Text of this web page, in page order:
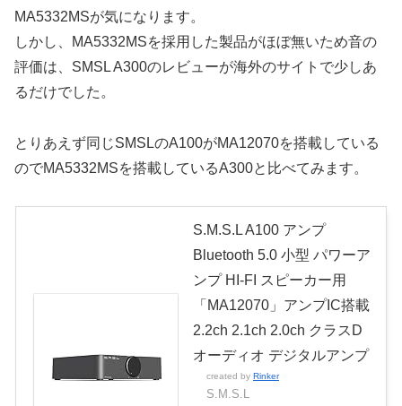
MA5332MSが気になります。
しかし、MA5332MSを採用した製品がほぼ無いため音の
評価は、SMSL A300のレビューが海外のサイトで少しあ
るだけでした。
とりあえず同じSMSLのA100がMA12070を搭載している
のでMA5332MSを搭載しているA300と比べてみます。
S.M.S.L A100 アンプ
Bluetooth 5.0 小型 パワーア
ンプ HI-FI スピーカー用
「MA12070」アンプIC搭載
2.2ch 2.1ch 2.0ch クラスD
オーディオ デジタルアンプ
created by Rinker
S.M.S.L